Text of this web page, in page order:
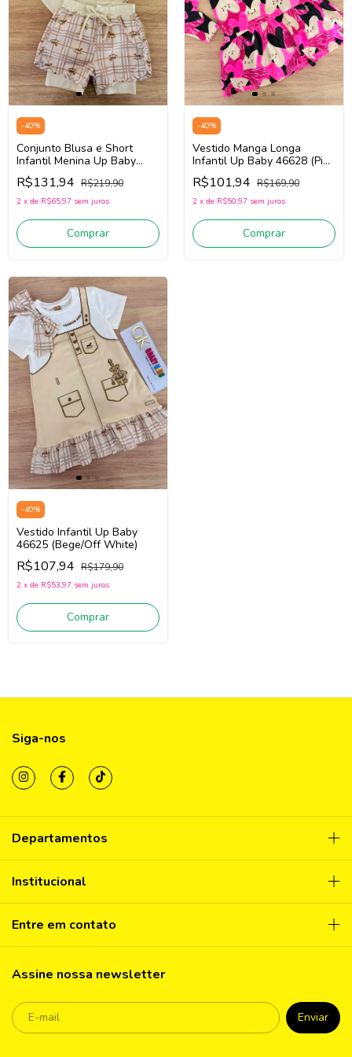
-40%
Conjunto Blusa e Short
Infantil Menina Up Baby
46606 (Bege Claro)
R$131,94 R$219,90
2 x de R$65,97 sem juros
Comprar
-40%
Vestido Manga Longa
Infantil Up Baby 46628 (Pink
/Off White)
R$101,94 R$169,90
2 x de R$50,97 sem juros
Comprar
-40%
Vestido Infantil Up Baby
46625 (Bege/Off White)
R$107,94 R$179,90
2 x de R$53,97 sem juros
Comprar
Siga-nos
Departamentos
Institucional
Entre em contato
Assine nossa newsletter